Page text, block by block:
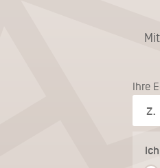
Ihre